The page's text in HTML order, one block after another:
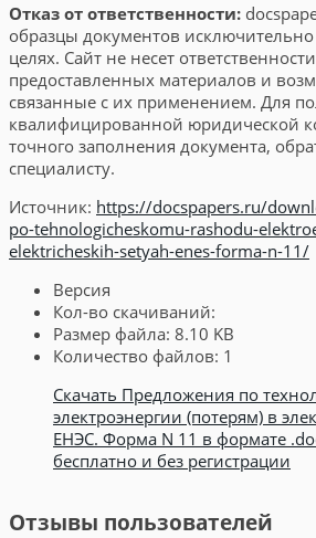
Отказ от ответственности:
образцы документов
целях. Сайт не несет
предоставленных материалов и
связанные с их применением. Для
квалифицированной юридической
точного заполнения документа,
специалисту.
Источник: https://docspapers.ru/
po-tehnologicheskomu-rashodu-
elektricheskih-setyah-enes-forma-n-11/
Версия
Кол-во скачиваний:
Размер файла: 8.10 KB
Количество файлов: 1
Скачать Предложения по
электроэнергии (потерям) в
ЕНЭС. Форма N 11 в формате
бесплатно и без регистрации
Отзывы пользователей